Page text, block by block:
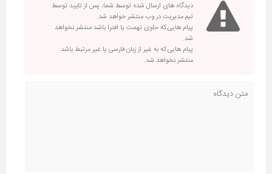
دیدگاه های ارسال شده توسط شما، پس از تایید توسط
تیم مدیریت در وب منتشر خواهد شد.
پیام هایی که حاوی تهمت یا افترا باشد منتشر نخواهد
شد.
پیام هایی که به غیر از زبان فارسی یا غیر مرتبط باشد
منتشر نخواهد شد.